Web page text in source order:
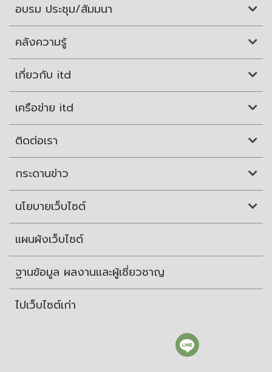
อบรม ประชุม/สัมมนา
คลังความรู้
เกี่ยวกับ itd
เครือข่าย itd
ติดต่อเรา
กระดานข่าว
นโยบายเว็บไซต์
แผนผังเว็บไซต์
ฐานข้อมูล ผลงานและผู้เชี่ยวชาญ
ไปเว็บไซต์เก่า